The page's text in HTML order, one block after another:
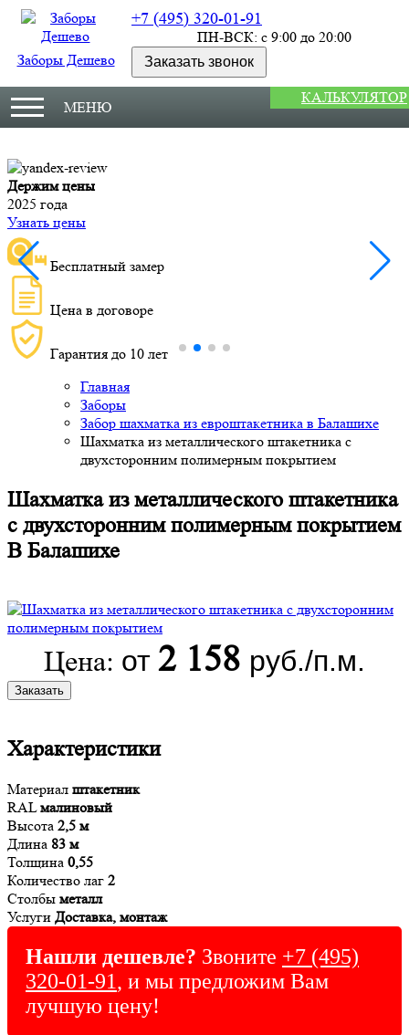
Заборы Дешево
+7 (495) 320-01-91
ПН-ВСК: с 9:00 до 20:00
Заказать звонок
МЕНЮ
КАЛЬКУЛЯТОР
Держим цены
2025 года
Узнать цены
Бесплатный замер
Цена в договоре
Гарантия до 10 лет
Главная
Заборы
Забор шахматка из евроштакетника в Балашихе
Шахматка из металлического штакетника с
двухсторонним полимерным покрытием
Шахматка из металлического штакетника
с двухсторонним полимерным покрытием
В Балашихе
Цена: от 2 158 руб./п.м.
Заказать
Характеристики
Материал штакетник
RALмалиновый
Высота 2,5 м
Длина 83 м
Толщина 0,55
Количество лаг 2
Столбы металл
Услуги Доставка, монтаж
Нашли дешевле? Звоните +7 (495)
320-01-91, и мы предложим Вам
лучшую цену!